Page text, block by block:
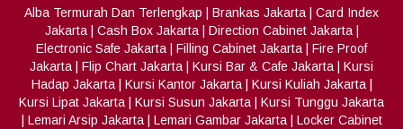
Alba Termurah Dan Terlengkap
Brankas Jakarta| Card Index
Jakarta| Cash Box Jakarta| Direction Cabinet Jakarta|
Electronic Safe Jakarta| Filling Cabinet Jakarta| Fire Proof
Jakarta| Flip Chart Jakarta| Kursi Bar & Cafe Jakarta| Kursi
Hadap Jakarta| Kursi Kantor Jakarta| Kursi Kuliah Jakarta|
Kursi Lipat Jakarta| Kursi Susun Jakarta| Kursi Tunggu Jakarta
Lemari Arsip Jakarta| Lemari Gambar Jakarta| Locker Cabinet